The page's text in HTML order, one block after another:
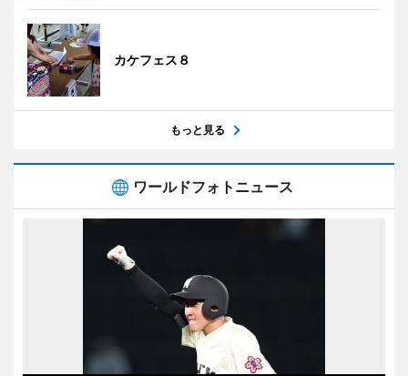
カケフェス８
もっと見る
ワールドフォトニュース